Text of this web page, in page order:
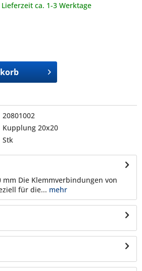
ca. 1-3 Werktage
20801002
Kupplung 20x20
Stk
mm Die Klemmverbindungen von
für die... mehr